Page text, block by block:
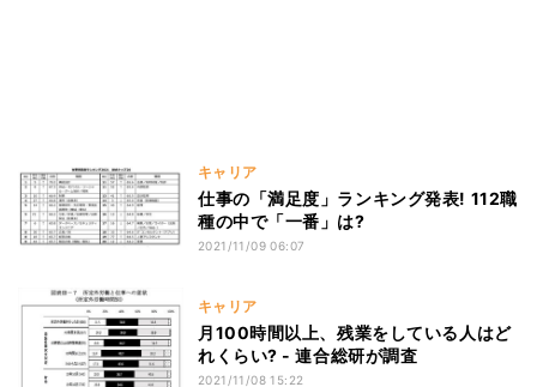
キャリア
仕事の「満足度」ランキング発表! 112職
種の中で「一番」は?
2021/11/09 06:07
キャリア
月100時間以上、残業をしている人はど
れくらい? - 連合総研が調査
2021/11/08 15:22